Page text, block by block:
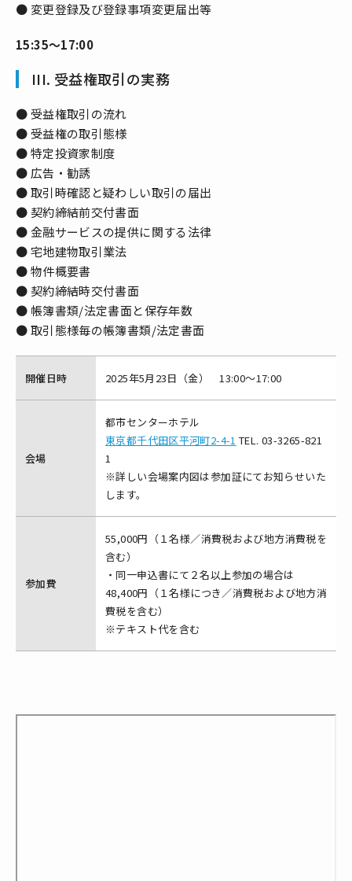
● 変更登録及び登録事項変更届出等
15:35～17:00
III. 受益権取引の実務
● 受益権取引の流れ
● 受益権の取引態様
● 特定投資家制度
● 広告・勧誘
● 取引時確認と疑わしい取引の届出
● 契約締結前交付書面
● 金融サービスの提供に関する法律
● 宅地建物取引業法
● 物件概要書
● 契約締結時交付書面
● 帳簿書類/法定書面と保存年数
● 取引態様毎の帳簿書類/法定書面
開催日時 2025年5月23日（金） 13:00～17:00
会場
都市センターホテル
東京都千代田区平河町2-4-1 TEL. 03-3265-821
1
※詳しい会場案内図は参加証にてお知らせいた
します。
参加費
55,000円（１名様／消費税および地方消費税を
含む）
・同一申込書にて２名以上参加の場合は
48,400円（１名様につき／消費税および地方消
費税を含む）
※テキスト代を含む